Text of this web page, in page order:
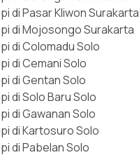
di Pasar Kliwon Surakarta
di Mojosongo Surakarta
di Colomadu Solo
di Cemani Solo
di Gentan Solo
di Solo Baru Solo
di Gawanan Solo
di Kartosuro Solo
di Pabelan Solo